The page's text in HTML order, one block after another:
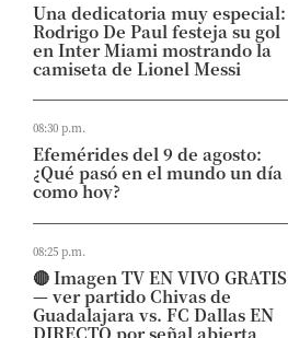
Una dedicatoria muy especial:
Rodrigo De Paul festeja su gol
en Inter Miami mostrando la
camiseta de Lionel Messi
08:30 p.m.
Efemérides del 9 de agosto:
¿Qué pasó en el mundo un día
como hoy?
08:25 p.m.
🔴 Imagen TV EN VIVO GRATIS
— ver partido Chivas de
Guadalajara vs. FC Dallas EN
DIRECTO por señal abierta